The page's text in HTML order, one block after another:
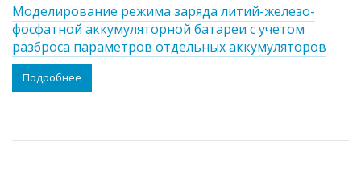
Моделирование режима заряда литий-железо-
фосфатной аккумуляторной батареи с учетом
разброса параметров отдельных аккумуляторов
Подробнее